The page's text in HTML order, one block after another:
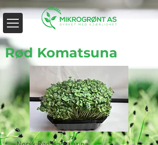
Rød Komatsuna